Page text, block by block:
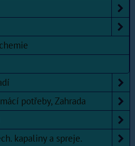
potřeby, Zahrada
kapaliny a spreje.